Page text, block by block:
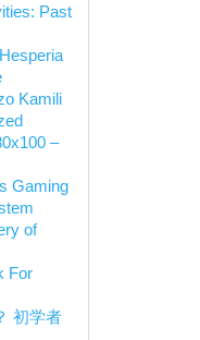
Past
Kamili
–
Gaming
of
For
初学者